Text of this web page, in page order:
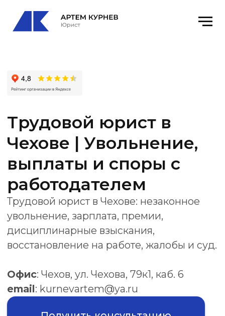
Трудовой юрист в
выплаты и споры с
работодателем
Трудовой юрист в Чехове: незаконное
увольнение, зарплата, премии,
дисциплинарные взыскания,
восстановление на работе, жалобы и суд.
Офис
: Чехов, ул. Чехова, 79к1, каб. 6
email: kurnevartem@ya.ru